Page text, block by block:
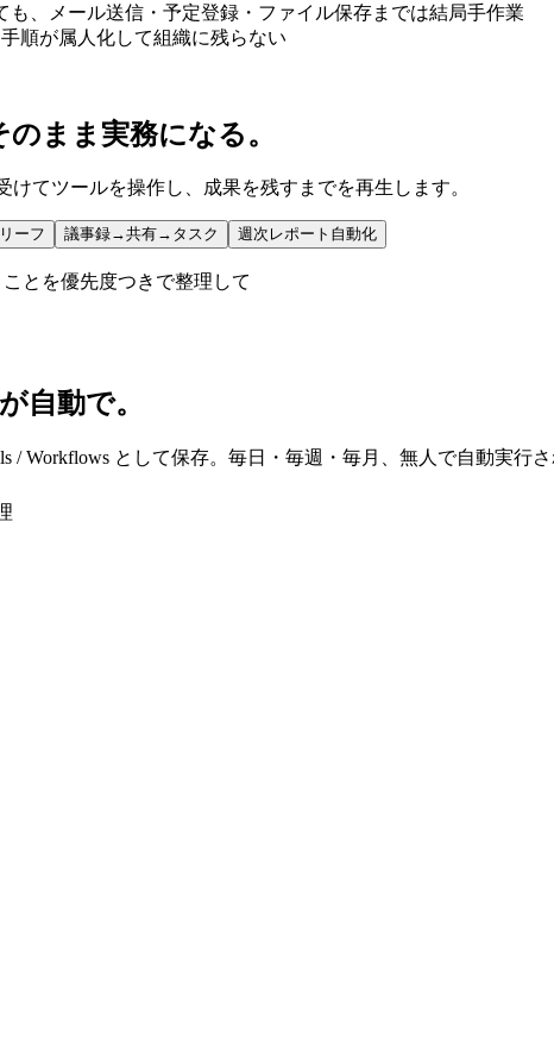
も、メール送信・予定登録・ファイル保存までは結局手作業
順が属人化して組織に残らない
まま実務になる。
けてツールを操作し、成果を残すまでを再生します。
ーフ 議事録→共有→タスク 週次レポート自動化
とを優先度つきで整理して
自動で。
/ Workflows として保存。毎日・毎週・毎月、無人で自動実行